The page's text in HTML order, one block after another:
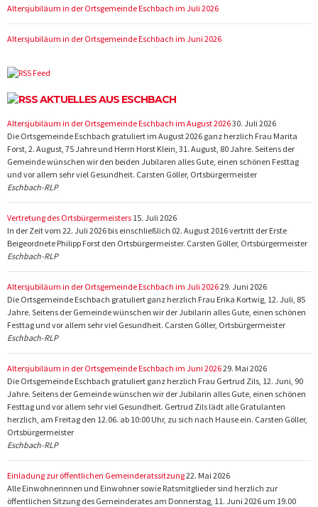
Altersjubiläum in der Ortsgemeinde Eschbach im Juli 2026
Altersjubiläum in der Ortsgemeinde Eschbach im Juni 2026
AKTUELLES AUS ESCHBACH
Altersjubiläum in der Ortsgemeinde Eschbach im August 202630. Juli 2026
Die Ortsgemeinde Eschbach gratuliert im August 2026 ganz herzlich Frau Marita
Forst, 2. August, 75 Jahre und Herrn Horst Klein, 31. August, 80 Jahre. Seitens der
Gemeinde wünschen wir den beiden Jubilaren alles Gute, einen schönen Festtag
und vor allem sehr viel Gesundheit. Carsten Göller, Ortsbürgermeister
Eschbach-RLP
Vertretung des Ortsbürgermeisters 15. Juli 2026
In der Zeit vom 22. Juli 2026 bis einschließlich 02. August 2016 vertritt der Erste
Beigeordnete Philipp Forst den Ortsbürgermeister. Carsten Göller, Ortsbürgermeister
Eschbach-RLP
Altersjubiläum in der Ortsgemeinde Eschbach im Juli 202629. Juni 2026
Die Ortsgemeinde Eschbach gratuliert ganz herzlich Frau Erika Kortwig, 12. Juli, 85
Jahre. Seitens der Gemeinde wünschen wir der Jubilarin alles Gute, einen schönen
Festtag und vor allem sehr viel Gesundheit. Carsten Göller, Ortsbürgermeister
Eschbach-RLP
Altersjubiläum in der Ortsgemeinde Eschbach im Juni 202629. Mai 2026
Die Ortsgemeinde Eschbach gratuliert ganz herzlich Frau Gertrud Zils, 12. Juni, 90
Jahre. Seitens der Gemeinde wünschen wir der Jubilarin alles Gute, einen schönen
Festtag und vor allem sehr viel Gesundheit. Gertrud Zils lädt alle Gratulanten
herzlich, am Freitag den 12.06. ab 10:00 Uhr, zu sich nach Hause ein. Carsten Göller,
Ortsbürgermeister
Eschbach-RLP
Einladung zur öffentlichen Gemeinderatssitzung22. Mai 2026
Alle Einwohnerinnen und Einwohner sowie Ratsmitglieder sind herzlich zur
öffentlichen Sitzung des Gemeinderates am Donnerstag, 11. Juni 2026 um 19.00